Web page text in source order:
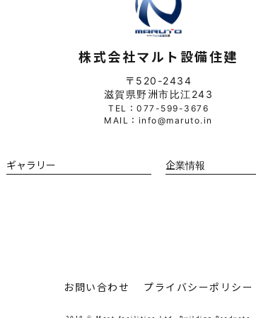
株式会社マルト設備住建
〒520-2434
滋賀県野洲市比江243
TEL：077-599-3676
MAIL：info@maruto.in
ギャラリー 企業情報
お問い合わせ プライバシーポリシー